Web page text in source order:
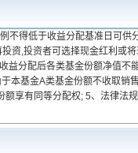
不得低于收益分配基准日可供
资,投资者可选择现金红利或
益分配后各类基金份额净值不
本基金A类基金份额不收取销
享有同等分配权; 5、法律法